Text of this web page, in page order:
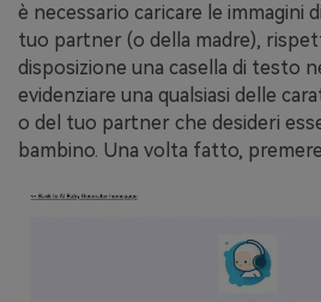
è necessario caricare le immagini
tuo partner (o della madre),
disposizione una casella di testo
evidenziare una qualsiasi delle
o del tuo partner che desideri
bambino. Una volta fatto,